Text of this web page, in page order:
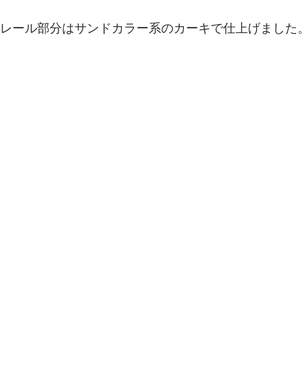
レール部分はサンドカラー系のカーキで仕上げました。